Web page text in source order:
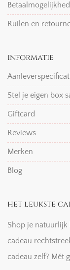
Ruilen en
informatie
Stel je eigen box
Giftcard
Reviews
Merken
Blog
het leukste
Shop je natuurlijk
cadeau
cadeau zelf? Mét